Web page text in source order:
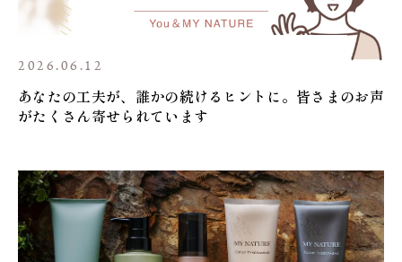
2026.06.12
あなたの工夫が、誰かの続けるヒントに。皆さまのお声
がたくさん寄せられています